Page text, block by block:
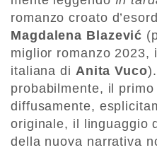
romanzo croato
Magdalena Blazević
miglior romanzo 2023,
italiana di Anita Vuco
probabilmente, il
diffusamente,
originale, il linguaggio
della nuova narrativa